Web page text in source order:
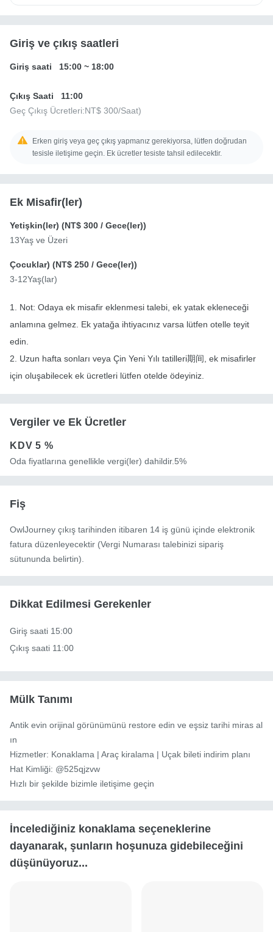
Giriş ve çıkış saatleri
Giriş saati 15:00 ~ 18:00
Çıkış Saati
11:00
Geç Çıkış Ücretleri:NT$ 300/Saat)
Erken giriş veya geç çıkış yapmanız gerekiyorsa, lütfen doğrudan
tesisle iletişime geçin. Ek ücretler tesiste tahsil edilecektir.
Ek Misafir(ler)
Yetişkin(ler) (NT$ 300 / Gece(ler))
13Yaş ve Üzeri
Çocuklar) (NT$ 250 / Gece(ler))
3-12Yaş(lar)
1. Not: Odaya ek misafir eklenmesi talebi, ek yatak ekleneceği
anlamına gelmez. Ek yatağa ihtiyacınız varsa lütfen otelle teyit
edin.
2. Uzun hafta sonları veya Çin Yeni Yılı tatilleri期间, ek misafirler
için oluşabilecek ek ücretleri lütfen otelde ödeyiniz.
Vergiler ve Ek Ücretler
KDV5 %
Oda fiyatlarına genellikle vergi(ler) dahildir.5%
Fiş
OwlJourney çıkış tarihinden itibaren 14 iş günü içinde elektronik
fatura düzenleyecektir (Vergi Numarası talebinizi sipariş
sütununda belirtin).
Dikkat Edilmesi Gerekenler
Giriş saati 15:00
Çıkış saati 11:00
Mülk Tanımı
Antik evin orijinal görünümünü restore edin ve eşsiz tarihi miras al
ın
Hizmetler: Konaklama | Araç kiralama | Uçak bileti indirim planı
Hat Kimliği: @525qjzvw
Hızlı bir şekilde bizimle iletişime geçin
İncelediğiniz konaklama seçeneklerine
dayanarak, şunların hoşunuza gidebileceğini
düşünüyoruz...